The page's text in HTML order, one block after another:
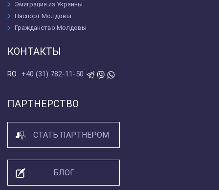
Эмиграция из Украины
Паспорт Молдовы
Гражданство Молдовы
КОНТАКТЫ
RO +40 (31) 782-11-50
ПАРТНЕРСТВО
СТАТЬ ПАРТНЕРОМ
БЛОГ